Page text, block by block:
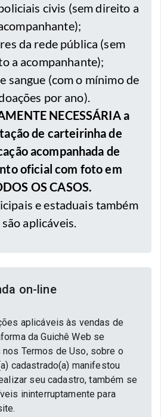
civis (sem direito a
da rede pública (sem
a acompanhante);
sangue (com o mínimo de
por ano).
NECESSÁRIA a
de carteirinha de
acompanhada de
oficial com foto em
OS CASOS.
e estaduais também
são aplicáveis.
on-line
aplicáveis às vendas de
da Guichê Web se
Termos de Uso, sobre o
cadastrado(a) manifestou
seu cadastro, também se
ininterruptamente para